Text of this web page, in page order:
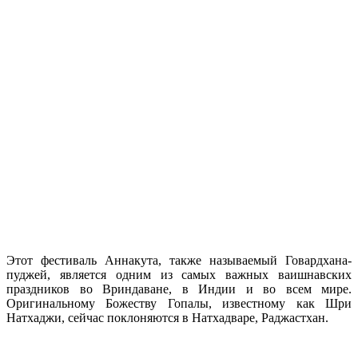
Этот фестиваль Аннакута, также называемый Говардхана-
пуджей, является одним из самых важных ваишнавских
праздников во Вриндаване, в Индии и во всем мире.
Оригинальному Божеству Гопалы, известному как Шри
Натхаджи, сейчас поклоняются в Натхадваре, Раджастхан.